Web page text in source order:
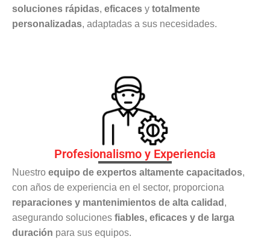
soluciones rápidas, eficaces y totalmente
personalizadas, adaptadas a sus necesidades.
Profesionalismo y Experiencia
Nuestro equipo de expertos altamente capacitados,
con años de experiencia en el sector, proporciona
reparaciones y mantenimientos de alta calidad ,
asegurando soluciones fiables, eficaces y de larga
duración para sus equipos.